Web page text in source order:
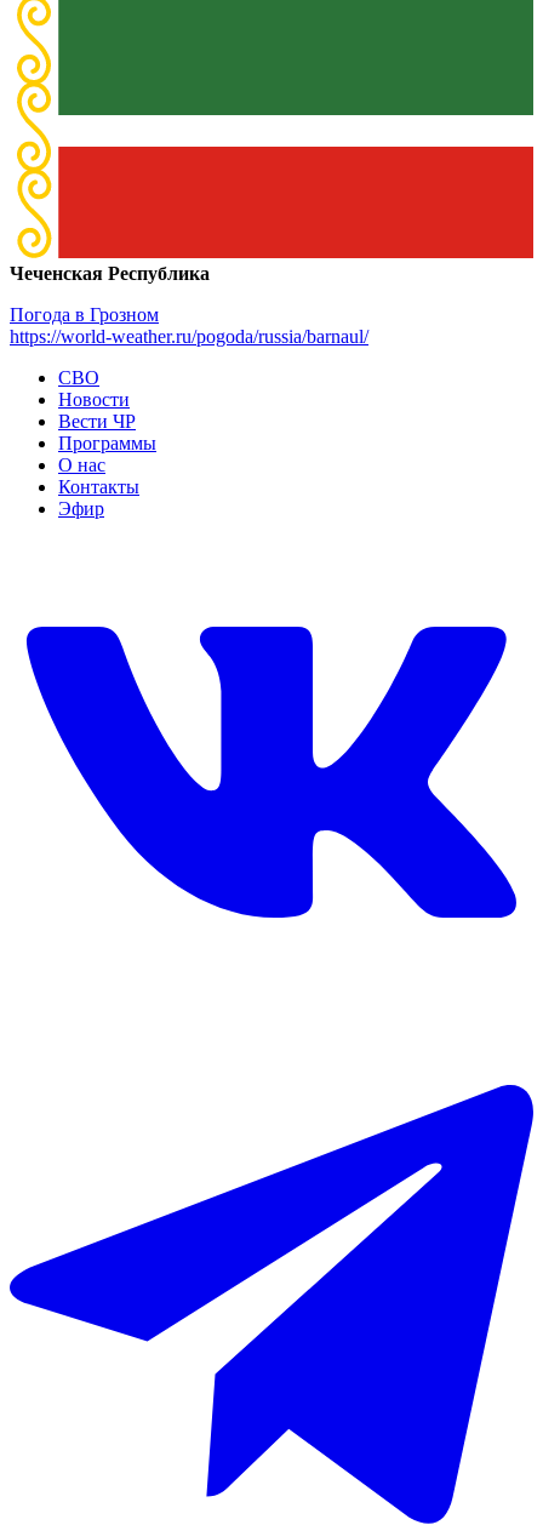
Чеченская Республика
Погода в Грозном
https://world-weather.ru/pogoda/russia/barnaul/
СВО
Новости
Вести ЧР
Программы
О нас
Контакты
Эфир